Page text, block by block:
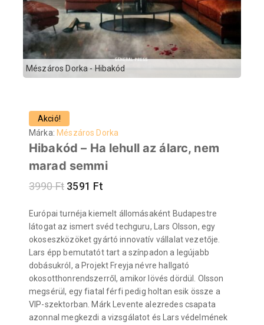
Mészáros Dorka - Hibakód
Akció!
Márka: Mészáros Dorka
Hibakód – Ha lehull az álarc, nem
marad semmi
3990Ft 3591 Ft
Európai turnéja kiemelt állomásaként Budapestre
látogat az ismert svéd techguru, Lars Olsson, egy
okoseszközöket gyártó innovatív vállalat vezetője.
Lars épp bemutatót tart a színpadon a legújabb
dobásukról, a Projekt Freyja névre hallgató
okosotthonrendszerről, amikor lövés dördül. Olsson
megsérül, egy fiatal férfi pedig holtan esik össze a
VIP-szektorban. Márk Levente alezredes csapata
azonnal megkezdi a vizsgálatot és Lars védelmének